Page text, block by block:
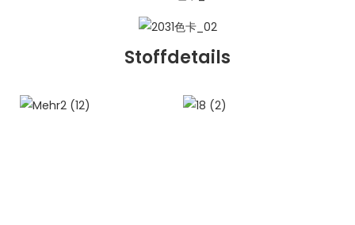
Stoffdetails